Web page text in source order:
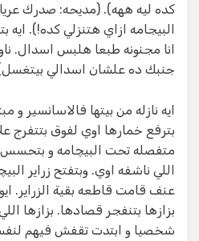
كده ليه ههه). (مديحه: صدرك
البيجامه ازاي هتنزلي كده!).
انا مجنونه طبعا هلبس اسدال.
جنبك ده علشان اسدالي
ايه نازله من بيتها فالاسانسير و
بترفع خمارها اوي لفوق بتتفرج
متفصله تحت البيچامه و بتحسس
اللي ناشفه اوي. وبتفتح زراير
عنف قامت قاطعه بقية الزراير.
بزازها بتنفجر قصادها. بزازها
شخصيا و ابتدت تقفش فيهم